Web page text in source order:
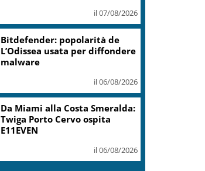
il 07/08/2026
Bitdefender: popolarità de
L’Odissea usata per diffondere
malware
il 06/08/2026
Da Miami alla Costa Smeralda:
Twiga Porto Cervo ospita
E11EVEN
il 06/08/2026